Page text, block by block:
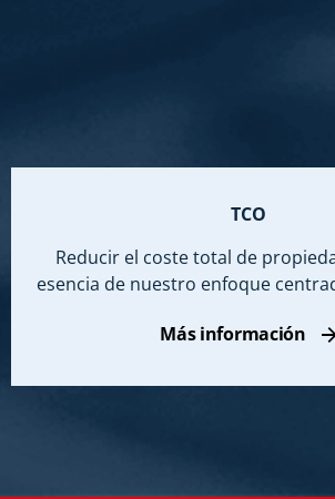
TCO
Reducir el coste total de
esencia de nuestro enfoque
Más información